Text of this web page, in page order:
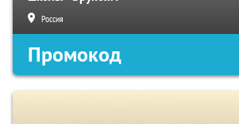
Россия
Промокод